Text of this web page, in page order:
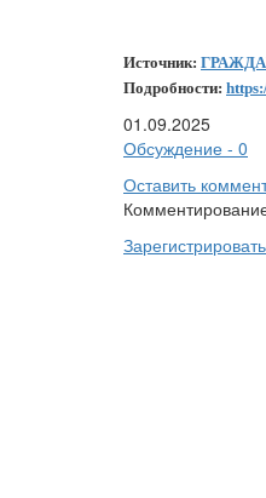
Источник:
Подробности:
01.09.2025
Обсуждение - 0
Оставить